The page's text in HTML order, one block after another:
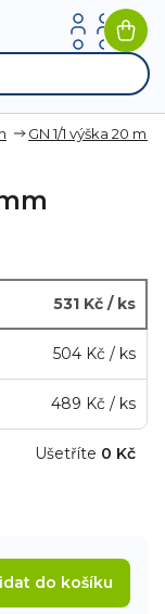
GN 1/1 výška 20 mm
531 Kč / ks
504 Kč / ks
489 Kč / ks
Ušetříte 0 Kč
do košíku